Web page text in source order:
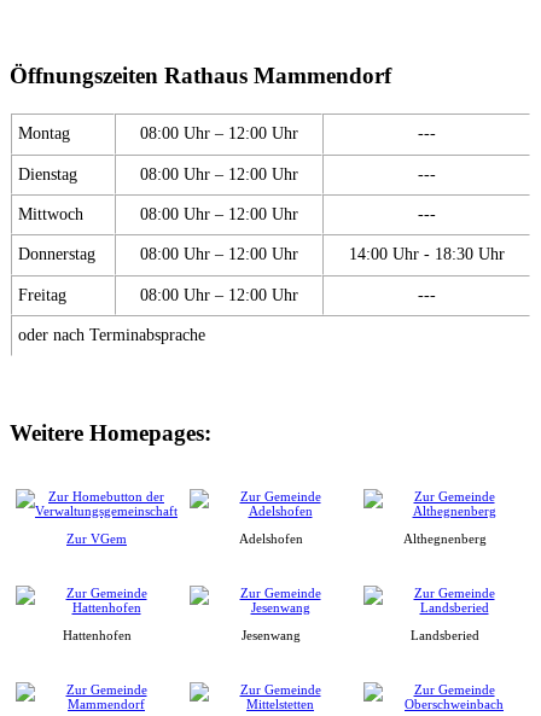
Öffnungszeiten Rathaus Mammendorf
Montag 08:00 Uhr – 12:00 Uhr ---
Dienstag 08:00 Uhr – 12:00 Uhr ---
Mittwoch 08:00 Uhr – 12:00 Uhr ---
Donnerstag 08:00 Uhr – 12:00 Uhr 14:00 Uhr - 18:30 Uhr
Freitag 08:00 Uhr – 12:00 Uhr ---
oder nach Terminabsprache
Weitere Homepages:
Zur VGem Adelshofen Althegnenberg
Hattenhofen Jesenwang Landsberied